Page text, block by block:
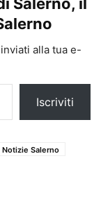
Salerno, il
alla tua e-
Iscriviti
Notizie Salerno